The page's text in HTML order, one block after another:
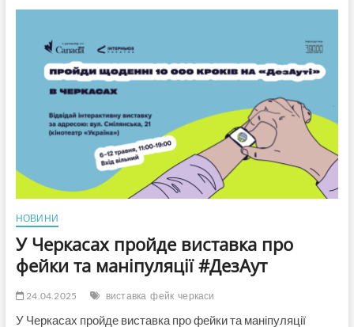
НОВИНИ
У Черкасах пройде виставка про
фейки та маніпуляції #ДезАут
24.04.2025 виставка фейк черкаси
У Черкасах пройде виставка про фейки та маніпуляції